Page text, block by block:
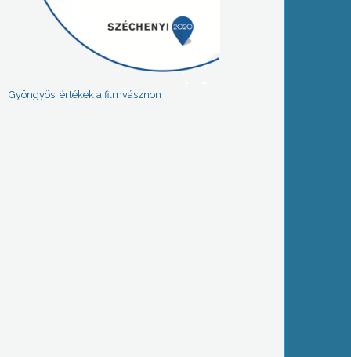
Gyöngyösi értékek a filmvásznon